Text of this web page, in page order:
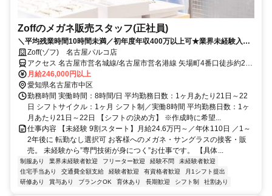
Zoffのメガネ販売スタッフ(正社員)
＼平均残業時間10時間未満／初年度年収400万以上可★業界未経験入社
90%★充実したOJTあり★面接2回で内定まで1カ月以内★2026年8月・
9月入社歓迎
Zoff(ゾフ) 名古屋パルコ店
アクセス 名古屋市営名城線/名古屋市営名港線 矢場町4番口徒歩約2
分、名古屋市営鶴舞線 上前津1番口徒歩約8分、名古屋市営名城線/名
古屋市営名港線 上前津1番口徒歩約8分 地下鉄名城線「矢場町駅」よ
り東館B1Fへ直結の地下通路を利用スグ。
月給246,000円以上
愛知県名古屋市中区
勤務時間 実働時間：8時間/日 平均勤務日数：1ヶ月あたり21日～22
日 シフトサイクル：1ヶ月 シフト制／実働8時間 平均勤務日数：1ヶ
月あたり21日～22日 【シフトの決め方】 ※作成時に希望...
仕事内容 【未経験 9割スタート】月給24.6万円～／年休110日 ／1～
2年後に 転勤なし選択可 お客様へのメガネ・サングラスの接客・販
売。 未経験から”専門技術が身につく”お仕事です。 【具体...
制服あり 業界未経験者歓迎 フリーター歓迎 経験不問
未経験者歓迎
住宅手当あり
交通費全額支給 経験者歓迎 有資格者歓迎
月1シフト提出
研修あり
賞与あり ブランクOK 育休あり 長期歓迎 シフト制 社割あり